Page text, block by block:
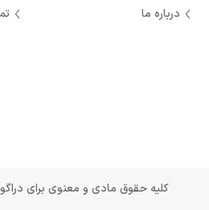
درباره ما
کلیه حقوق مادی و معنوی برای